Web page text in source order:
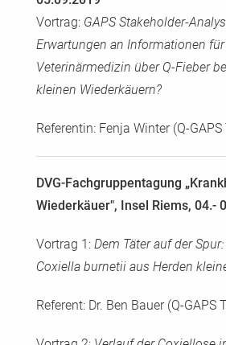
Vortrag: GAPS Stakeholder-
Erwartungen an Informationen
Veterinärmedizin über Q-Fieber
kleinen Wiederkäuern?
Referentin: Fenja Winter (Q-
DVG-Fachgruppentagung
Wiederkäuer", Insel Riems, 04.-
Vortrag 1: Dem Täter auf der
Coxiella burnetii aus Herden
Referent: Dr. Ben Bauer (Q-GAPS